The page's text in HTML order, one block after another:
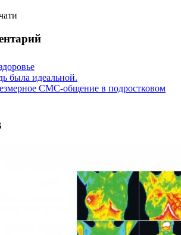
была идеальной.
СМС-общение в подростковом